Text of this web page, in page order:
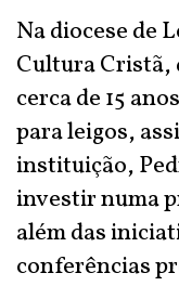
Na diocese de
Cultura Cristã,
cerca de 15
para leigos,
instituição,
investir numa
além das
conferências